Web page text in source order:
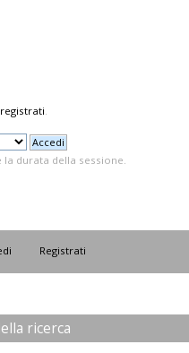
registrati.
durata della sessione.
Registrati
ricerca